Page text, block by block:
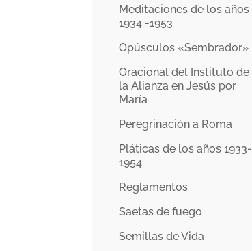
Meditaciones de los años
1934 -1953
Opúsculos «Sembrador»
Oracional del Instituto de
la Alianza en Jesús por
María
Peregrinación a Roma
Pláticas de los años 1933-
1954
Reglamentos
Saetas de fuego
Semillas de Vida